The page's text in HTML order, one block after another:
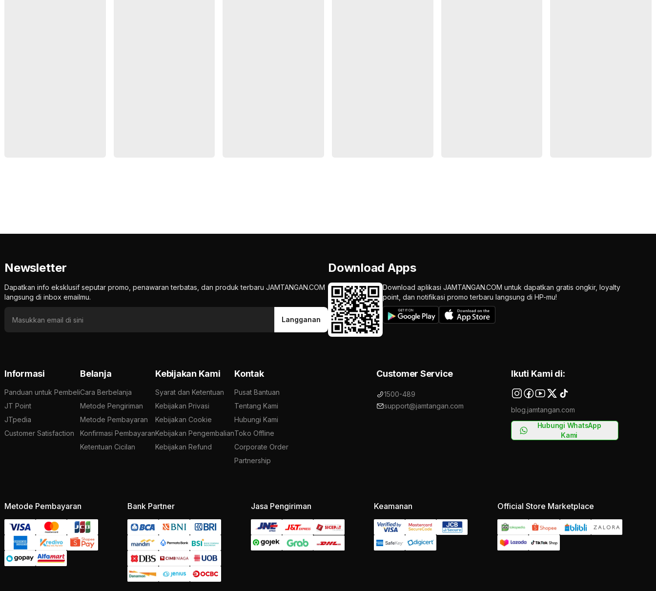
Newsletter
Dapatkan info eksklusif seputar promo, penawaran terbatas, dan produk terbaru JAMTANGAN.COM
langsung di inbox emailmu.
Langganan
Download Apps
Download aplikasi JAMTANGAN.COM untuk dapatkan gratis ongkir, loyalty
point, dan notifikasi promo terbaru langsung di HP-mu!
Informasi
Panduan untuk Pembeli
JT Point
JTpedia
Customer Satisfaction
Belanja
Cara Berbelanja
Metode Pengiriman
Metode Pembayaran
Konfirmasi Pembayaran
Ketentuan Cicilan
Kebijakan Kami
Syarat dan Ketentuan
Kebijakan Privasi
Kebijakan Cookie
Kebijakan Pengembalian
Kebijakan Refund
Kontak
Pusat Bantuan
Tentang Kami
Hubungi Kami
Toko Offline
Corporate Order
Partnership
Customer Service
1500-489
support@jamtangan.com
Ikuti Kami di:
blog.jamtangan.com
Hubungi WhatsApp
Kami
Metode Pembayaran Bank Partner Jasa Pengiriman Keamanan Official Store Marketplace